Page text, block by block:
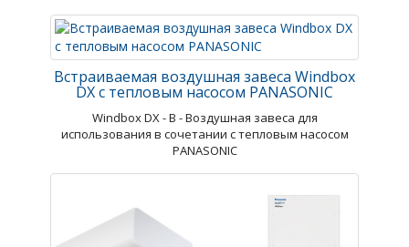
Встраиваемая воздушная завеса Windbox
DX с тепловым насосом PANASONIC
Windbox DX - В - Воздушная завеса для
использования в сочетании с тепловым насосом
PANASONIC